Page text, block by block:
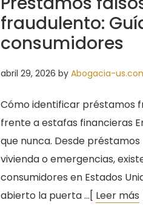
fraudulento:
consumidores
abril 29, 2026 by Abogacia-
Cómo identificar préstamos
frente a estafas financieras
que nunca. Desde
vivienda o emergencias,
consumidores en Estados
abierto la puerta …[ Leer más